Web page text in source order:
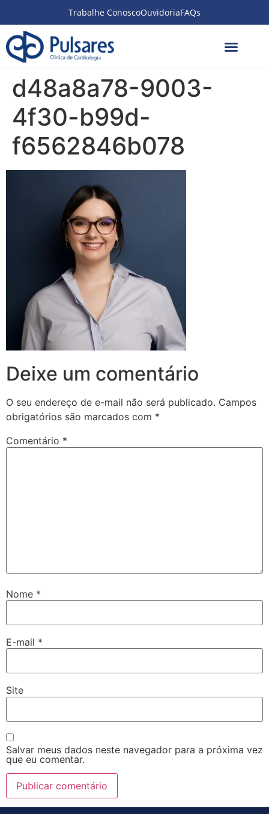
Trabalhe ConoscoOuvidoriaFAQs
d48a8a78-9003-
4f30-b99d-
f6562846b078
Deixe um comentário
O seu endereço de e-mail não será publicado. Campos
obrigatórios são marcados com *
Comentário *
Nome *
E-mail *
Site
Salvar meus dados neste navegador para a próxima vez
que eu comentar.